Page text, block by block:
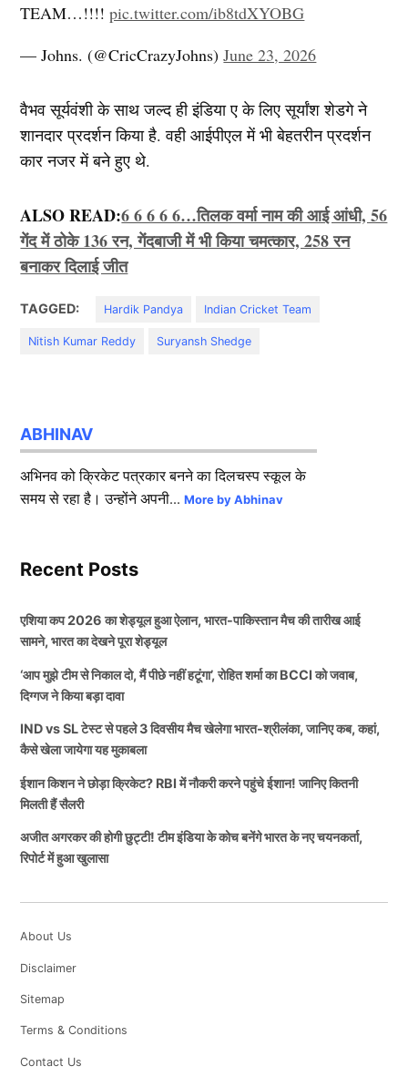
TEAM…!!!!pic.twitter.com/ib8tdXYOBG
— Johns. (@CricCrazyJohns)June 23, 2026
वैभव सूर्यवंशी के साथ जल्द ही इंडिया ए के लिए सूर्यांश शेडगे ने
शानदार प्रदर्शन किया है. वही आईपीएल में भी बेहतरीन प्रदर्शन
कार नजर में बने हुए थे.
ALSO READ:6 6 6 6 6…तिलक वर्मा नाम की आई आंधी, 56
गेंद में ठोके 136 रन, गेंदबाजी में भी किया चमत्कार, 258 रन
बनाकर दिलाई जीत
TAGGED: Hardik Pandya Indian Cricket Team
Nitish Kumar Reddy Suryansh Shedge
ABHINAV
अभिनव को क्रिकेट पत्रकार बनने का दिलचस्प स्कूल के
समय से रहा है। उन्होंने अपनी...More by Abhinav
Recent Posts
एशिया कप 2026 का शेड्यूल हुआ ऐलान, भारत-पाकिस्तान मैच की तारीख आई
सामने, भारत का देखने पूरा शेड्यूल
‘आप मुझे टीम से निकाल दो, मैं पीछे नहीं हटूंगा’, रोहित शर्मा का BCCI को जवाब,
दिग्गज ने किया बड़ा दावा
IND vs SL टेस्ट से पहले 3 दिवसीय मैच खेलेगा भारत-श्रीलंका, जानिए कब, कहां,
कैसे खेला जायेगा यह मुकाबला
ईशान किशन ने छोड़ा क्रिकेट? RBI में नौकरी करने पहुंचे ईशान! जानिए कितनी
मिलती हैं सैलरी
अजीत अगरकर की होगी छुट्टी! टीम इंडिया के कोच बनेंगे भारत के नए चयनकर्ता,
रिपोर्ट में हुआ खुलासा
About Us
Disclaimer
Sitemap
Terms & Conditions
Contact Us